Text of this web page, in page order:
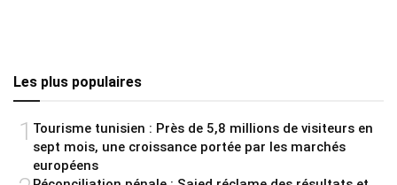
Les plus populaires
1 Tourisme tunisien : Près de 5,8 millions de visiteurs en
sept mois, une croissance portée par les marchés
européens